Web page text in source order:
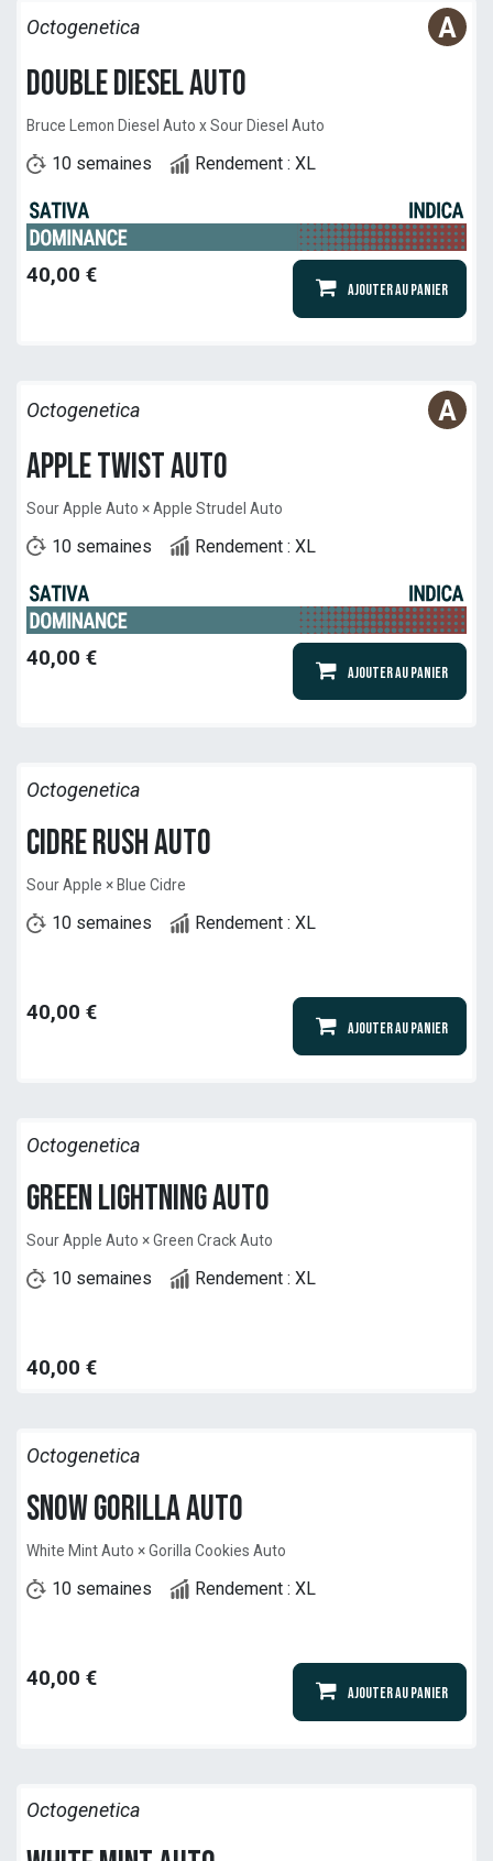
Octogenetica
Double Diesel Auto
Bruce Lemon Diesel Auto x Sour Diesel Auto
10 semaines Rendement : XL
40,00 €
Ajouter au panier
Octogenetica
Apple Twist Auto
Sour Apple Auto × Apple Strudel Auto
10 semaines Rendement : XL
40,00 €
Ajouter au panier
Octogenetica
Cidre Rush Auto
Sour Apple × Blue Cidre
10 semaines Rendement : XL
40,00 €
Ajouter au panier
Octogenetica
Green Lightning Auto
Sour Apple Auto × Green Crack Auto
10 semaines Rendement : XL
40,00 €
Octogenetica
Snow Gorilla Auto
White Mint Auto × Gorilla Cookies Auto
10 semaines Rendement : XL
40,00 €
Ajouter au panier
Octogenetica